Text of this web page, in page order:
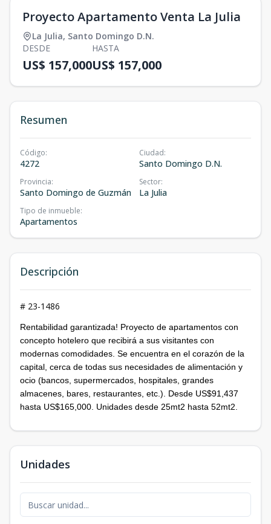
Proyecto Apartamento Venta La Julia
La Julia, Santo Domingo D.N.
DESDE
US$ 157,000
HASTA
US$ 157,000
Resumen
Código:
4272
Ciudad:
Santo Domingo D.N.
Provincia:
Santo Domingo de Guzmán
Sector:
La Julia
Tipo de inmueble:
Apartamentos
Descripción
# 23-1486
Rentabilidad garantizada! Proyecto de apartamentos con
concepto hotelero que recibirá a sus visitantes con
modernas comodidades. Se encuentra en el corazón de la
capital, cerca de todas sus necesidades de alimentación y
ocio (bancos, supermercados, hospitales, grandes
almacenes, bares, restaurantes, etc.). Desde US$91,437
hasta US$165,000. Unidades desde 25mt2 hasta 52mt2.
Unidades